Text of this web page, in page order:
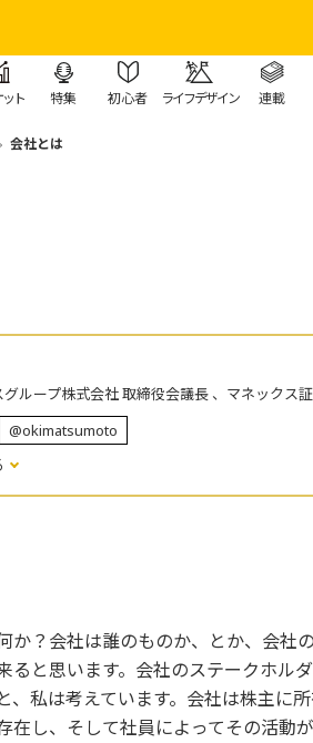
ト 特集 初心者 ライフデザイン 連載
会社とは
グループ株式会社 取締役会議長 、マネックス
@okimatsumoto
か？会社は誰のものか、とか、会社
ると思います。会社のステークホル
、私は考えています。会社は株主に
在し、そして社員によってその活動